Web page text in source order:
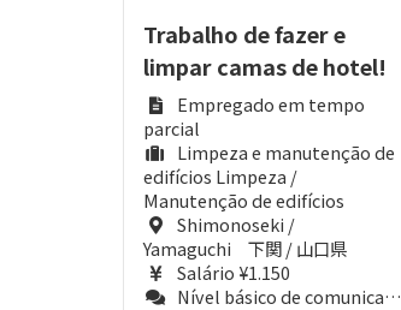
Trabalho de fazer e
limpar camas de hotel!
Empregado em tempo
parcial
Limpeza e manutenção de
edifícios Limpeza /
Manutenção de edifícios
Shimonoseki /
Yamaguchi 下関 / 山口県
Salário ¥1.150
Nível básico de comunicação (Aproximadamente N4)